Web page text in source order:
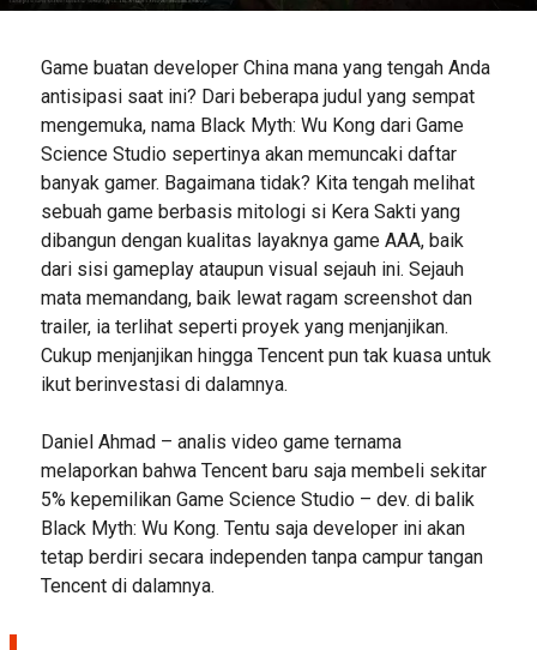
Game buatan developer China mana yang tengah Anda
antisipasi saat ini? Dari beberapa judul yang sempat
mengemuka, nama Black Myth: Wu Kong dari Game
Science Studio sepertinya akan memuncaki daftar
banyak gamer. Bagaimana tidak? Kita tengah melihat
sebuah game berbasis mitologi si Kera Sakti yang
dibangun dengan kualitas layaknya game AAA, baik
dari sisi gameplay ataupun visual sejauh ini. Sejauh
mata memandang, baik lewat ragam screenshot dan
trailer, ia terlihat seperti proyek yang menjanjikan.
Cukup menjanjikan hingga Tencent pun tak kuasa untuk
ikut berinvestasi di dalamnya.
Daniel Ahmad – analis video game ternama
melaporkan bahwa Tencent baru saja membeli sekitar
5% kepemilikan Game Science Studio – dev. di balik
Black Myth: Wu Kong. Tentu saja developer ini akan
tetap berdiri secara independen tanpa campur tangan
Tencent di dalamnya.